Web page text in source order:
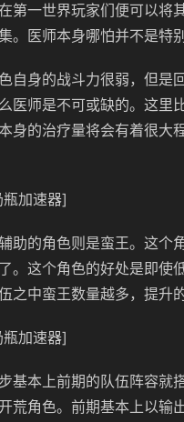
第一世界玩家们便可以将
。医师本身哪怕并不是特
自身的战斗力很弱，但是
医师是不可或缺的。这里
身的治疗量将会有着很大
加速器]
助的角色则是蛮王。这个
。这个角色的好处是即使
之中蛮王数量越多，提升
加速器]
基本上前期的队伍阵容就
荒角色。前期基本上以输